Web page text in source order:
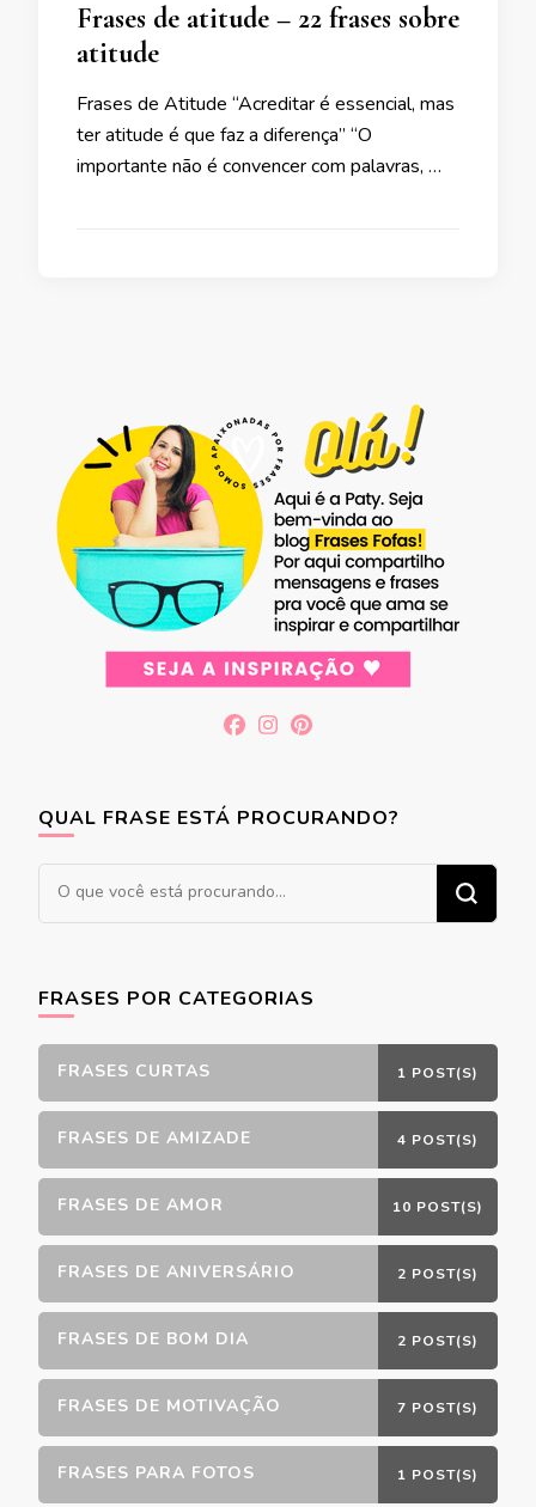
Frases de atitude – 22 frases sobre
atitude
Frases de Atitude “Acreditar é essencial, mas
ter atitude é que faz a diferença” “O
importante não é convencer com palavras, …
QUAL FRASE ESTÁ PROCURANDO?
Procurando
algo?
FRASES POR CATEGORIAS
FRASES CURTAS 1 POST(S)
FRASES DE AMIZADE 4 POST(S)
FRASES DE AMOR 10 POST(S)
FRASES DE ANIVERSÁRIO 2 POST(S)
FRASES DE BOM DIA 2 POST(S)
FRASES DE MOTIVAÇÃO 7 POST(S)
FRASES PARA FOTOS 1 POST(S)